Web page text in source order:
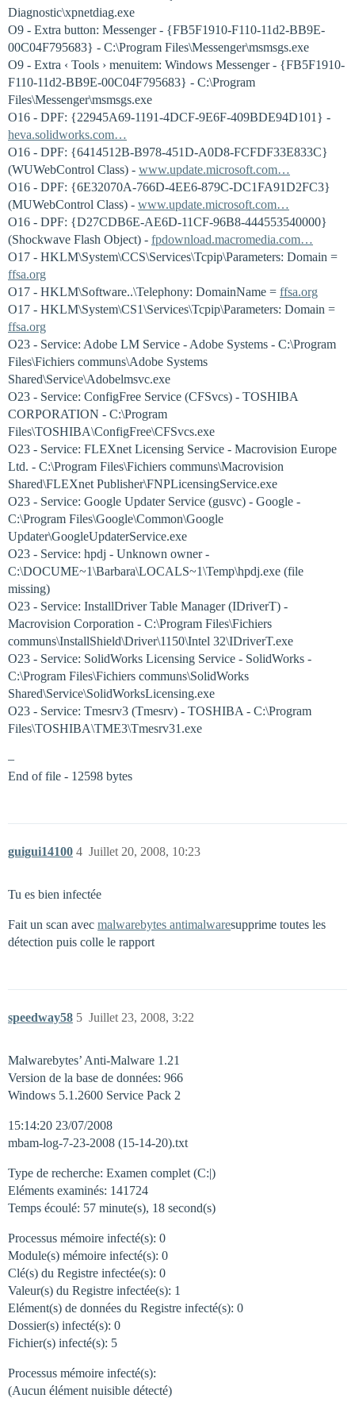
Diagnostic\xpnetdiag.exe
O9 - Extra button: Messenger - {FB5F1910-F110-11d2-BB9E-
00C04F795683} - C:\Program Files\Messenger\msmsgs.exe
O9 - Extra ‹ Tools › menuitem: Windows Messenger - {FB5F1910-
F110-11d2-BB9E-00C04F795683} - C:\Program
Files\Messenger\msmsgs.exe
O16 - DPF: {22945A69-1191-4DCF-9E6F-409BDE94D101} -
heva.solidworks.com…
O16 - DPF: {6414512B-B978-451D-A0D8-FCFDF33E833C}
(WUWebControl Class) - www.update.microsoft.com…
O16 - DPF: {6E32070A-766D-4EE6-879C-DC1FA91D2FC3}
(MUWebControl Class) - www.update.microsoft.com…
O16 - DPF: {D27CDB6E-AE6D-11CF-96B8-444553540000}
(Shockwave Flash Object) - fpdownload.macromedia.com…
O17 - HKLM\System\CCS\Services\Tcpip\Parameters: Domain =
ffsa.org
O17 - HKLM\Software..\Telephony: DomainName = ffsa.org
O17 - HKLM\System\CS1\Services\Tcpip\Parameters: Domain =
ffsa.org
O23 - Service: Adobe LM Service - Adobe Systems - C:\Program
Files\Fichiers communs\Adobe Systems
Shared\Service\Adobelmsvc.exe
O23 - Service: ConfigFree Service (CFSvcs) - TOSHIBA
CORPORATION - C:\Program
Files\TOSHIBA\ConfigFree\CFSvcs.exe
O23 - Service: FLEXnet Licensing Service - Macrovision Europe
Ltd. - C:\Program Files\Fichiers communs\Macrovision
Shared\FLEXnet Publisher\FNPLicensingService.exe
O23 - Service: Google Updater Service (gusvc) - Google -
C:\Program Files\Google\Common\Google
Updater\GoogleUpdaterService.exe
O23 - Service: hpdj - Unknown owner -
C:\DOCUME~1\Barbara\LOCALS~1\Temp\hpdj.exe (file
missing)
O23 - Service: InstallDriver Table Manager (IDriverT) -
Macrovision Corporation - C:\Program Files\Fichiers
communs\InstallShield\Driver\1150\Intel 32\IDriverT.exe
O23 - Service: SolidWorks Licensing Service - SolidWorks -
C:\Program Files\Fichiers communs\SolidWorks
Shared\Service\SolidWorksLicensing.exe
O23 - Service: Tmesrv3 (Tmesrv) - TOSHIBA - C:\Program
Files\TOSHIBA\TME3\Tmesrv31.exe
–
End of file - 12598 bytes
guigui14100 Juillet 20, 2008, 10:23
4
Tu es bien infectée
Fait un scan avec malwarebytes antimalwaresupprime toutes les
détection puis colle le rapport
speedway58 Juillet 23, 2008, 3:22
5
Malwarebytes’ Anti-Malware 1.21
Version de la base de données: 966
Windows 5.1.2600 Service Pack 2
15:14:20 23/07/2008
mbam-log-7-23-2008 (15-14-20).txt
Type de recherche: Examen complet (C:|)
Eléments examinés: 141724
Temps écoulé: 57 minute(s), 18 second(s)
Processus mémoire infecté(s): 0
Module(s) mémoire infecté(s): 0
Clé(s) du Registre infectée(s): 0
Valeur(s) du Registre infectée(s): 1
Elément(s) de données du Registre infecté(s): 0
Dossier(s) infecté(s): 0
Fichier(s) infecté(s): 5
Processus mémoire infecté(s):
(Aucun élément nuisible détecté)